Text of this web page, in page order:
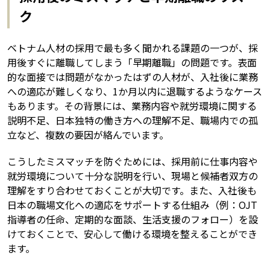
ク
ベトナム人材の採用で最も多く聞かれる課題の一つが、採
用後すぐに離職してしまう「早期離職」の問題です。表面
的な面接では問題がなかったはずの人材が、入社後に業務
への適応が難しくなり、1か月以内に退職するようなケース
もあります。その背景には、業務内容や就労環境に関する
説明不足、日本独特の働き方への理解不足、職場内での孤
立など、複数の要因が絡んでいます。
こうしたミスマッチを防ぐためには、採用前に仕事内容や
就労環境について十分な説明を行い、現場と候補者双方の
理解をすり合わせておくことが大切です。また、入社後も
日本の職場文化への適応をサポートする仕組み（例：OJT
指導者の任命、定期的な面談、生活支援のフォロー）を設
けておくことで、安心して働ける環境を整えることができ
ます。